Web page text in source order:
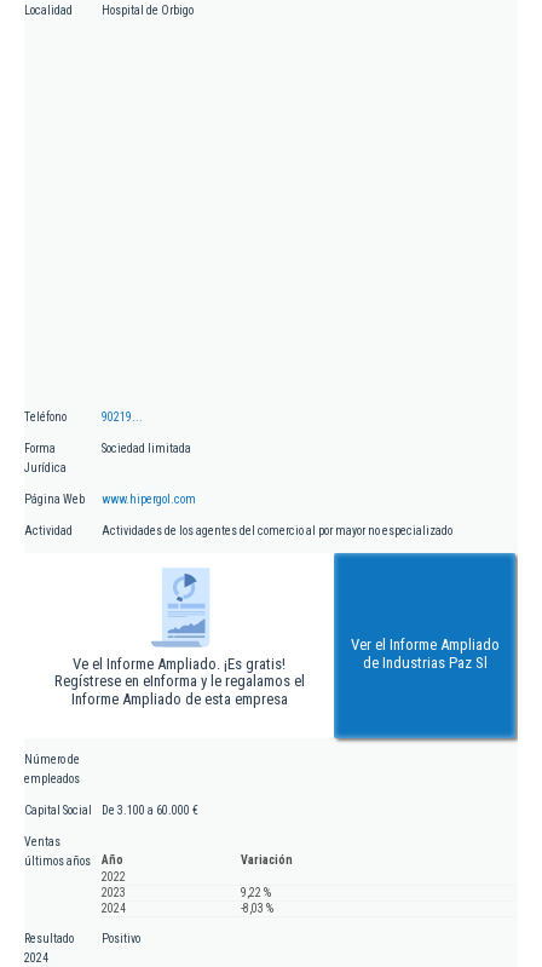
Localidad Hospital de Orbigo
Teléfono 90219...
Forma
Jurídica
Sociedad limitada
Página Web www.hipergol.com
Actividad Actividades de los agentes del comercio al por mayor no especializado
Ve el Informe Ampliado. ¡Es gratis!
Regístrese en eInforma y le regalamos el
Informe Ampliado de esta empresa
Ver el Informe Ampliado
de Industrias Paz Sl
Número de
empleados
Capital Social De 3.100 a 60.000 €
Ventas
últimos años
Año
Variación
2022
2023
9,22 %
2024
-8,03 %
Resultado
2024
Positivo